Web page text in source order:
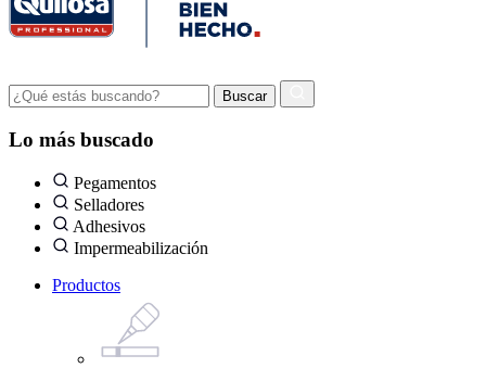
Lo más buscado
Pegamentos
Selladores
Adhesivos
Impermeabilización
Productos